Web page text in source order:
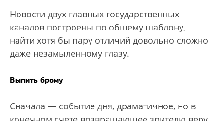
Новости двух главных государственных
каналов построены по общему шаблону,
найти хотя бы пару отличий довольно сложно
даже незамыленному глазу.
Выпить брому
Сначала — событие дня, драматичное, но в